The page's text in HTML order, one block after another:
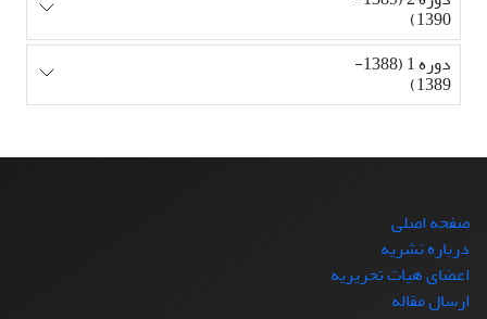
1390)
دوره 1 (1388-
1389)
صفحه اصلی
درباره نشریه
اعضای هیات تحریریه
ارسال مقاله